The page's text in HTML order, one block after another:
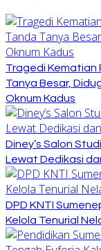
Tragedi Kematian
Tanya Besar,
Oknum Kadus
Diney’s Salon
Lewat Dedikasi
DPD KNTI
Kelola Tenurial